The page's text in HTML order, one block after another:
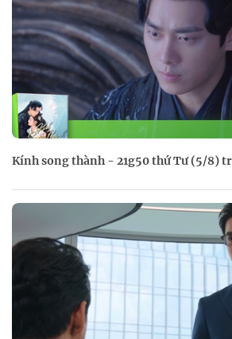
Kính song thành - 21g50 thứ Tư (5/8)